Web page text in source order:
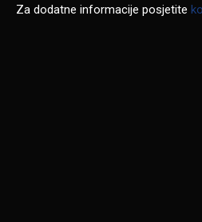
Za dodatne informacije posjetite